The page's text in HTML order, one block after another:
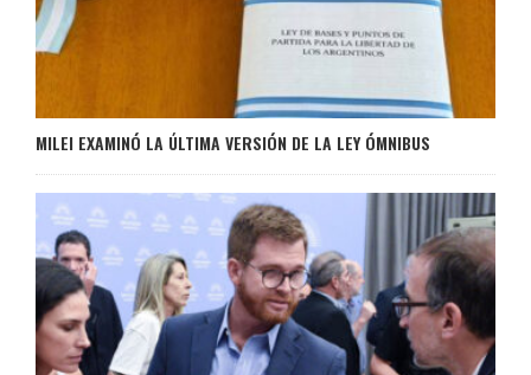
MILEI EXAMINÓ LA ÚLTIMA VERSIÓN DE LA LEY ÓMNIBUS